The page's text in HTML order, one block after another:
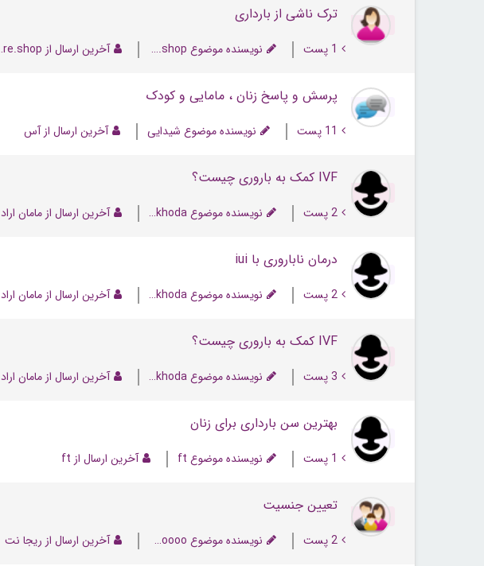
ترک ناشی از بارداری
1 پست نویسنده موضوع allurestore.shop آخرین ارسال از allurestore.shop
پرسش و پاسخ زنان ، مامایی و کودک
11 پست نویسنده موضوع شیدایی آخرین ارسال از آس
IVF کمک به باروری چیست؟
2 پست نویسنده موضوع negaheh khoda آخرین ارسال از مامان اراد
درمان ناباروری با iui
2 پست نویسنده موضوع negaheh khoda آخرین ارسال از مامان اراد
IVF کمک به باروری چیست؟
3 پست نویسنده موضوع negaheh khoda آخرین ارسال از مامان اراد
بهترین سن بارداری برای زنان
1 پست نویسنده موضوع ft آخرین ارسال از ft
تعیین جنسیت
2 پست نویسنده موضوع Momoooo آخرین ارسال از ریجا نت